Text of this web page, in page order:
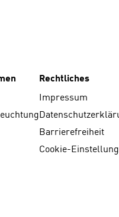
Rechtliches
Impressum
Barrierefreiheit
Cookie-